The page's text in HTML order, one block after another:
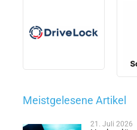
Meistgelesene Artikel
21. Juli 2026